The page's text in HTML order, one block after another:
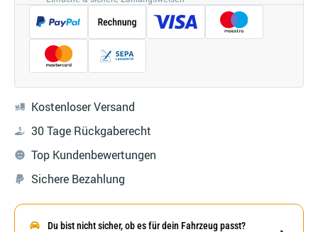
Kostenloser Versand
30 Tage Rückgaberecht
Top Kundenbewertungen
Sichere Bezahlung
Du bist nicht sicher, ob es für dein Fahrzeug passt?